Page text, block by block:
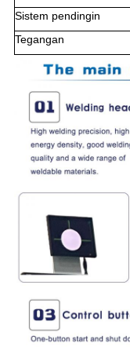
Sistem pendingin
Tegangan